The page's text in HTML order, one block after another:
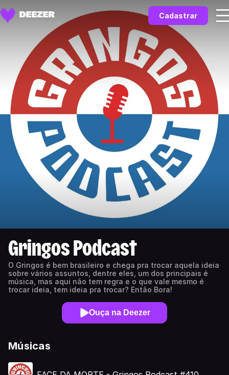
Cadastrar
Gringos Podcast
O Gringos é bem brasileiro e chega pra trocar aquela ideia
sobre vários assuntos, dentre eles, um dos principais é
música, mas aqui não tem regra e o que vale mesmo é
trocar ideia, tem ideia pra trocar? Então Bora!
Ouça na Deezer
Músicas